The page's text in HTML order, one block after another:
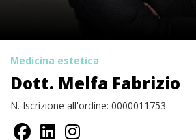
Medicina estetica
Dott. Melfa Fabrizio
N. Iscrizione all'ordine: 0000011753